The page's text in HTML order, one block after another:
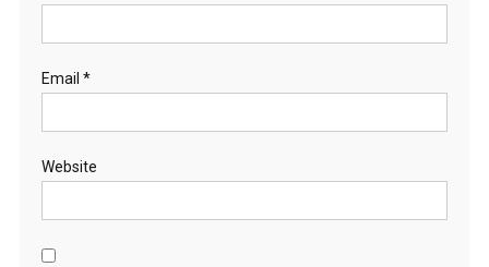
Email *
Website